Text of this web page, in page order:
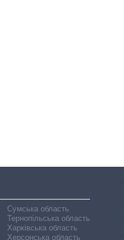
Сумська область
Тернопільська область
Харківська область
Херсонська область